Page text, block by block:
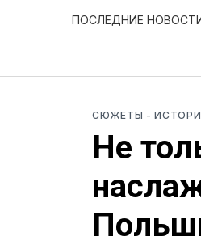
ПОСЛЕДНИЕ
СЮЖЕТЫ -
Не